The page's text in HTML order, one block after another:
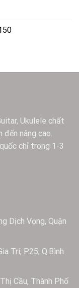
Ukulele chất
đến nâng cao.
chỉ trong 1-3
Dịch Vọng, Quận
Trí, P.25, Q.Bình
Cầu, Thành Phố